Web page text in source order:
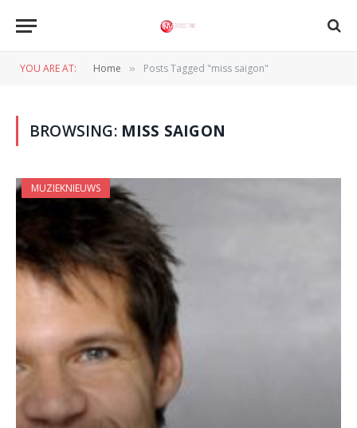
YOU ARE AT: Home » Posts Tagged "miss saigon"
BROWSING: MISS SAIGON
MUZIEKNIEUWS